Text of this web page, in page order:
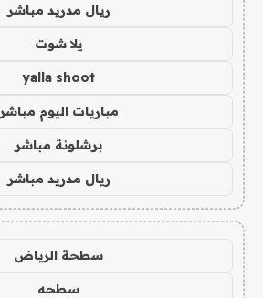
ريال مدريد مباشر
يلا شوت
yalla shoot
مباريات اليوم مباشر
برشلونة مباشر
ريال مدريد مباشر
سطحة الرياض
سطحه